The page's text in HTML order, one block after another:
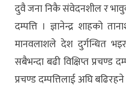
दुवै जना निकै संवेदनशील र
दम्पत्ति । ज्ञानेन्द्र शाहको
मानवलाशले देश दुर्गन्धित
सबैभन्दा बढी विक्षिप्त प्रचण्ड
प्रचण्ड दम्पत्तिलाई अघि